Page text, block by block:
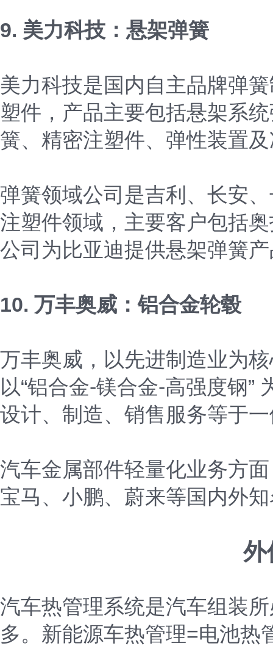
9. 美力科技：悬架弹簧
美力科技是国内自主品牌弹
塑件，产品主要包括悬架系
簧、精密注塑件、弹性装置
弹簧领域公司是吉利、长安
注塑件领域，主要客户包括
公司为比亚迪提供悬架弹簧
10. 万丰奥威：铝合金轮毂
万丰奥威，以先进制造业为
以“铝合金-镁合金-高强度钢
设计、制造、销售服务等于
汽车金属部件轻量化业务方
宝马、小鹏、蔚来等国内外
外
汽车热管理系统是汽车组装
多。新能源车热管理=电池热